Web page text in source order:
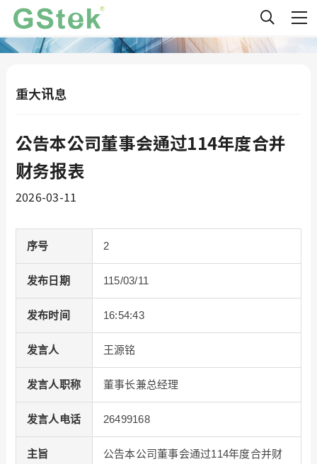
重大讯息
公告本公司董事会通过114年度合并
财务报表
2026-03-11
序号 2
发布日期 115/03/11
发布时间 16:54:43
发言人 王源铭
发言人职称 董事长兼总经理
发言人电话 26499168
主旨
公告本公司董事会通过114年度合并财